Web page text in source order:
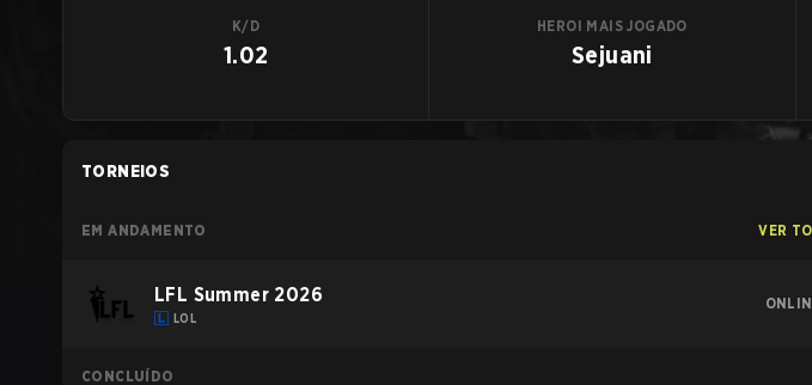
K/D
1.02
HEROI MAIS JOGADO
Sejuani
TORNEIOS
EM ANDAMENTO VER
LFL Summer 2026
LOL
CONCLUÍDO